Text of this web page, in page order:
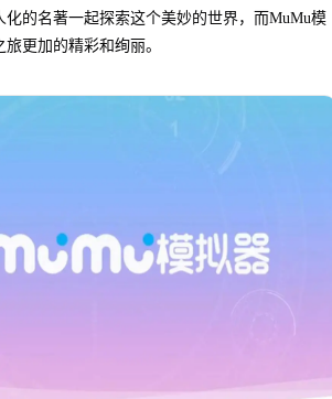
化的名著一起探索这个美妙的世界，而MuMu模
更加的精彩和绚丽。